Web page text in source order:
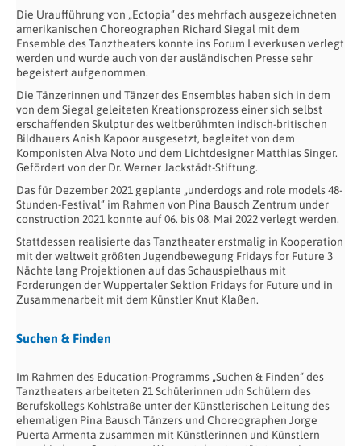
Die Uraufführung von „Ectopia“ des mehrfach ausgezeichneten
amerikanischen Choreographen Richard Siegal mit dem
Ensemble des Tanztheaters konnte ins Forum Leverkusen verlegt
werden und wurde auch von der ausländischen Presse sehr
begeistert aufgenommen.
Die Tänzerinnen und Tänzer des Ensembles haben sich in dem
von dem Siegal geleiteten Kreationsprozess einer sich selbst
erschaffenden Skulptur des weltberühmten indisch-britischen
Bildhauers Anish Kapoor ausgesetzt, begleitet von dem
Komponisten Alva Noto und dem Lichtdesigner Matthias Singer.
Gefördert von der Dr. Werner Jackstädt-Stiftung.
Das für Dezember 2021 geplante „underdogs and role models 48-
Stunden-Festival“ im Rahmen von Pina Bausch Zentrum under
construction 2021 konnte auf 06. bis 08. Mai 2022 verlegt werden.
Stattdessen realisierte das Tanztheater erstmalig in Kooperation
mit der weltweit größten Jugendbewegung Fridays for Future 3
Nächte lang Projektionen auf das Schauspielhaus mit
Forderungen der Wuppertaler Sektion Fridays for Future und in
Zusammenarbeit mit dem Künstler Knut Klaßen.
Suchen & Finden
Im Rahmen des Education-Programms „Suchen & Finden“ des
Tanztheaters arbeiteten 21 Schülerinnen udn Schülern des
Berufskollegs Kohlstraße unter der Künstlerischen Leitung des
ehemaligen Pina Bausch Tänzers und Choreographen Jorge
Puerta Armenta zusammen mit Künstlerinnen und Künstlern